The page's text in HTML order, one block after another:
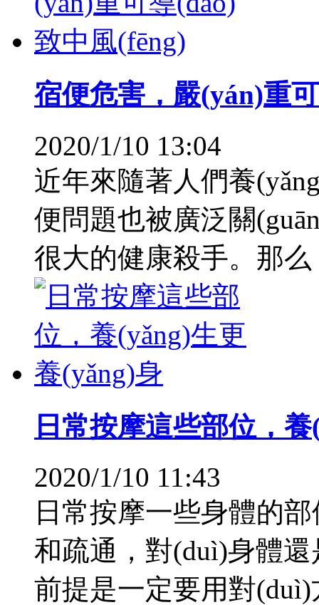
宿便危害，嚴(yán)重
2020/1/10 13:04
近年來隨著人們養
便問題也被廣泛關
很大的健康殺手。那
日常按摩這些部位，
2020/1/10 11:43
日常按摩一些身體的
和疏通，對(duì)身體
前提是一定要用對